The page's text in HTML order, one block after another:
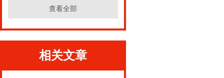
查看全部
相关文章